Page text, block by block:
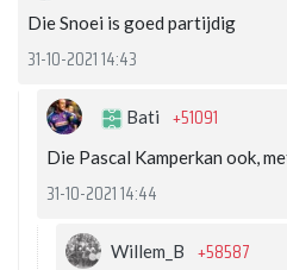
Die Snoei is goed partijdig
31-10-2021 14:43
Bati +51091
Die Pascal Kamperkan ook,
31-10-2021 14:44
Willem_B +58587